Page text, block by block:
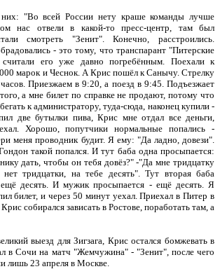
"Во всей России нету краше команды лучше
нас отвели в какой-то пресс-центр, там был
смотреть "Зенит". Конечно, расстроились.
- это тому, что транспарант "Питерские
его уже давно погребённым. Поехали к
марок и Чеснок. А Крис пошёл к Санычу. Стрелку
часов. Приезжаем в 9:20, а поезд в 9:45. Подъезжает
а мне билет по справке не продают, потому что
к администратору, туда-сюда, наконец купили -
две бутылки пива, Крис мне отдал все деньги,
Хорошо, попутчики нормальные попались -
меня проводник будит. Я ему: "Да ладно, довези".
такой попался. И тут баба одна просыпается:
дать, чтобы он тебя довёз?" -"Да мне тридцатку
тридцатки, на тебе десять". Тут вторая баба
десять. И мужик просыпается - ещё десять. Я
билет, и через 50 минут уехал. Приехал в Питер в
собирался зависать в Ростове, поработать там, а
выезд для Зигзага, Крис остался бомжевать в
в Сочи на матч "Жемчужина" - "Зенит", после чего
лишь 23 апреля в Москве.